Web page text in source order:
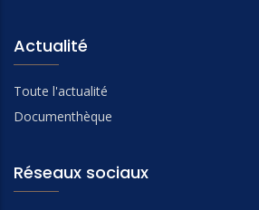
Actualité
Toute l'actualité
Documenthèque
Réseaux sociaux